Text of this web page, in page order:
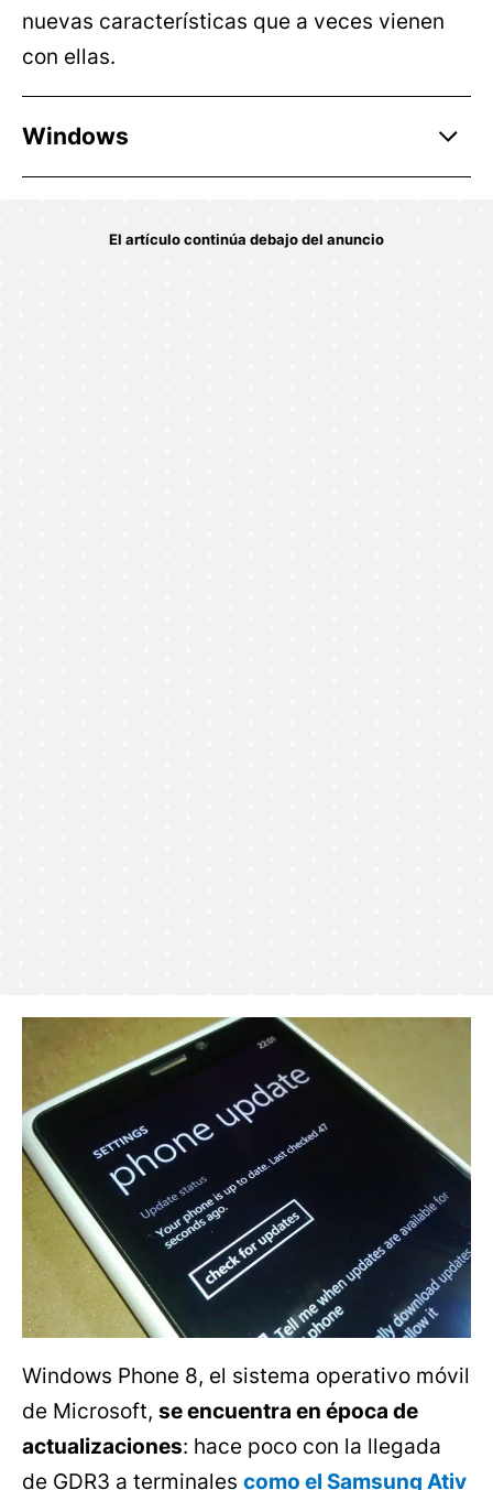
nuevas características que a veces vienen
con ellas.
Windows
Windows Phone 8, el sistema operativo móvil
de Microsoft, se encuentra en época de
actualizaciones: hace poco con la llegada
de GDR3 a terminales como el Samsung Ativ